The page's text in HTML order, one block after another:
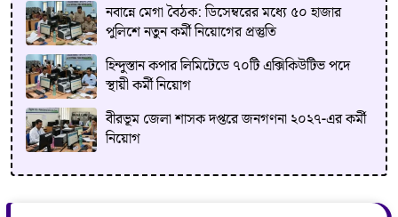
নবান্নে মেগা বৈঠক: ডিসেম্বরের মধ্যে ৫০ হাজার
পুলিশে নতুন কর্মী নিয়োগের প্রস্তুতি
হিন্দুস্তান কপার লিমিটেডে ৭০টি এক্সিকিউটিভ পদে
স্থায়ী কর্মী নিয়োগ
বীরভূম জেলা শাসক দপ্তরে জনগণনা ২০২৭-এর কর্মী
নিয়োগ